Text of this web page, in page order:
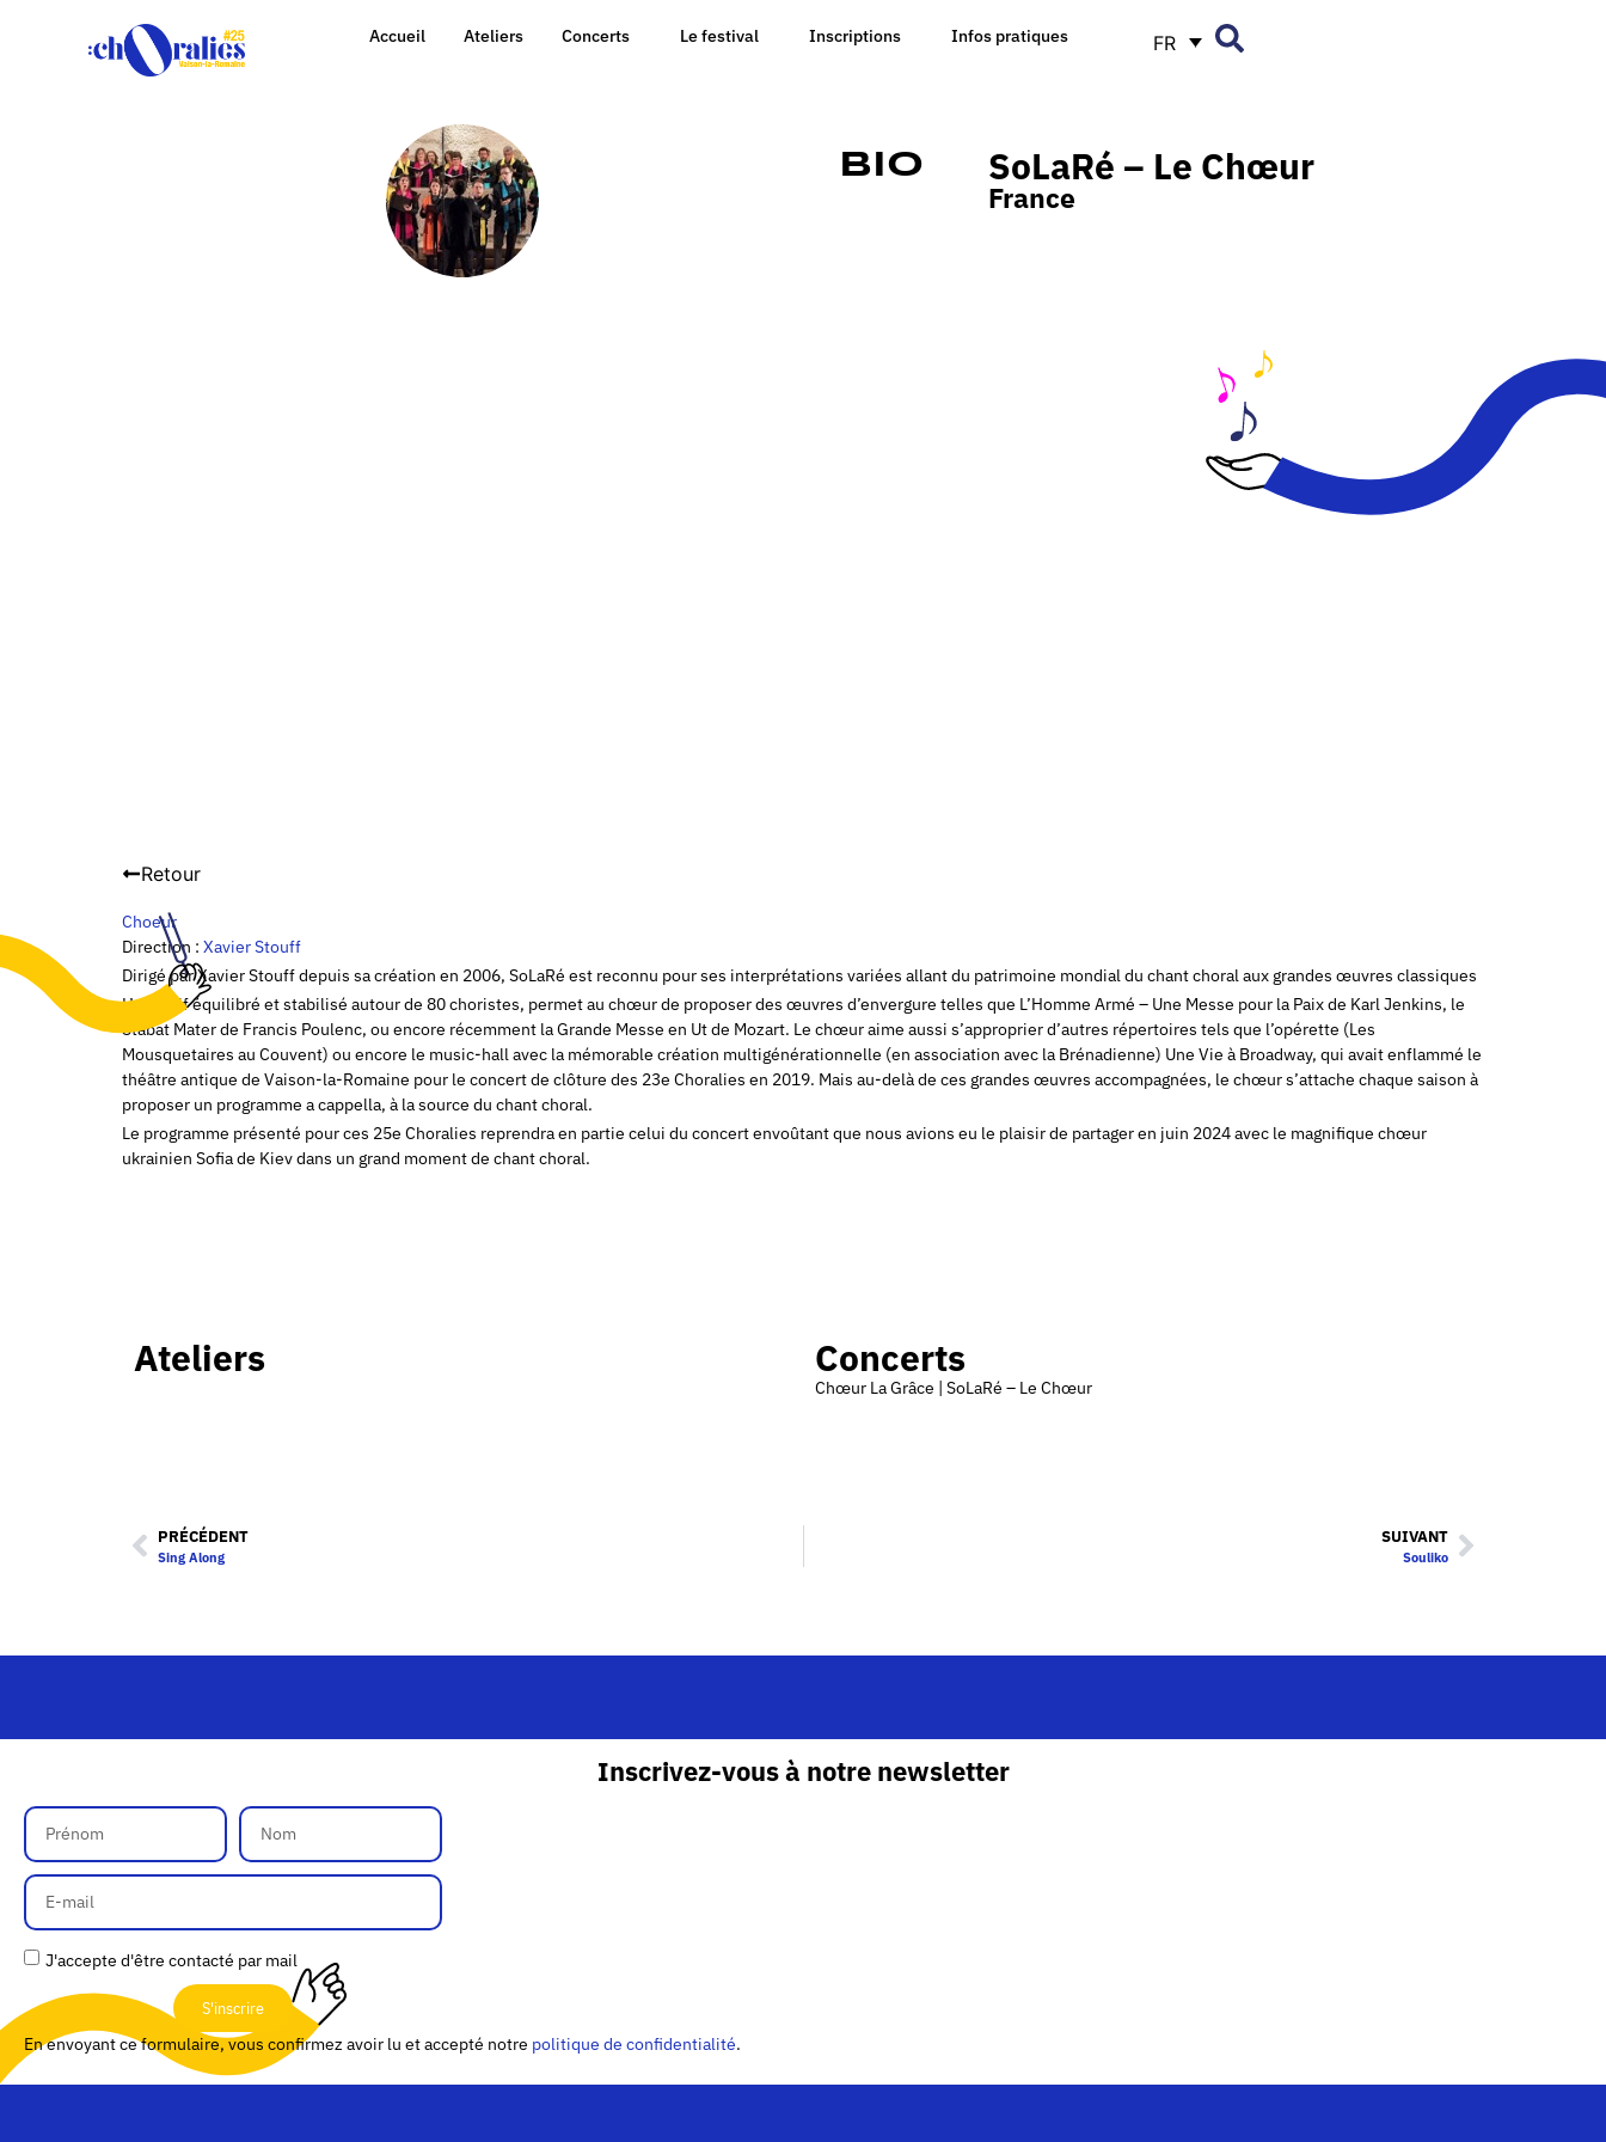
Accueil Ateliers Concerts Le festival Inscriptions Infos pratiques FR
Bio SoLaRé – Le Chœur
France
Retour
Choeur
Direction : Xavier Stouff
Dirigé par Xavier Stouff depuis sa création en 2006, SoLaRé est reconnu pour ses interprétations variées allant du patrimoine mondial du chant choral aux grandes œuvres classiques
L’effectif équilibré et stabilisé autour de 80 choristes, permet au chœur de proposer des œuvres d’envergure telles que L’Homme Armé – Une Messe pour la Paix de Karl Jenkins, le
Stabat Mater de Francis Poulenc, ou encore récemment la Grande Messe en Ut de Mozart. Le chœur aime aussi s’approprier d’autres répertoires tels que l’opérette (Les
Mousquetaires au Couvent) ou encore le music-hall avec la mémorable création multigénérationnelle (en association avec la Brénadienne) Une Vie à Broadway, qui avait enflammé le
théâtre antique de Vaison-la-Romaine pour le concert de clôture des 23e Choralies en 2019. Mais au-delà de ces grandes œuvres accompagnées, le chœur s’attache chaque saison à
proposer un programme a cappella, à la source du chant choral.
Le programme présenté pour ces 25e Choralies reprendra en partie celui du concert envoûtant que nous avions eu le plaisir de partager en juin 2024 avec le magnifique chœur
ukrainien Sofia de Kiev dans un grand moment de chant choral.
Ateliers Concerts
Chœur La Grâce | SoLaRé – Le Chœur
PRÉCÉDENT
Sing Along
SUIVANT
Souliko
Inscrivez-vous à notre newsletter
J'accepte d'être contacté par mail
S'inscrire
En envoyant ce formulaire, vous confirmez avoir lu et accepté notre politique de confidentialité.